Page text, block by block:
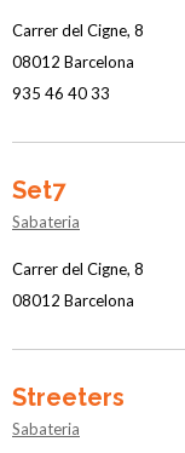
Carrer del Cigne, 8
08012 Barcelona
935 46 40 33
Set7
Sabateria
Carrer del Cigne, 8
08012 Barcelona
Streeters
Sabateria